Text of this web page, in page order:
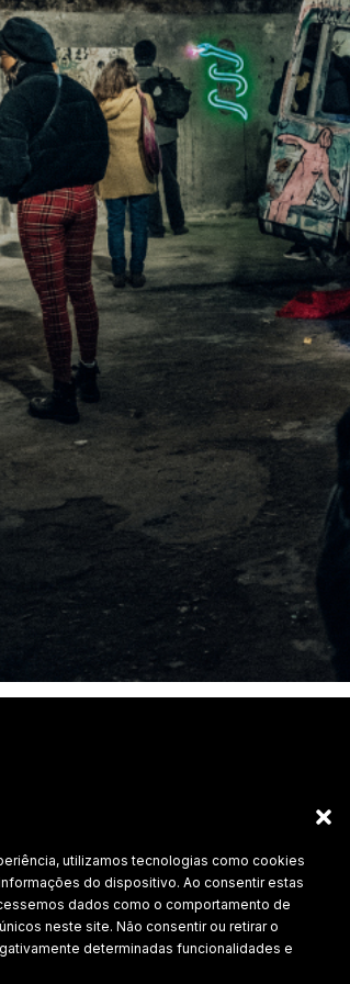
utilizamos tecnologias como cookies
do dispositivo. Ao consentir estas
dados como o comportamento de
neste site. Não consentir ou retirar o
determinadas funcionalidades e